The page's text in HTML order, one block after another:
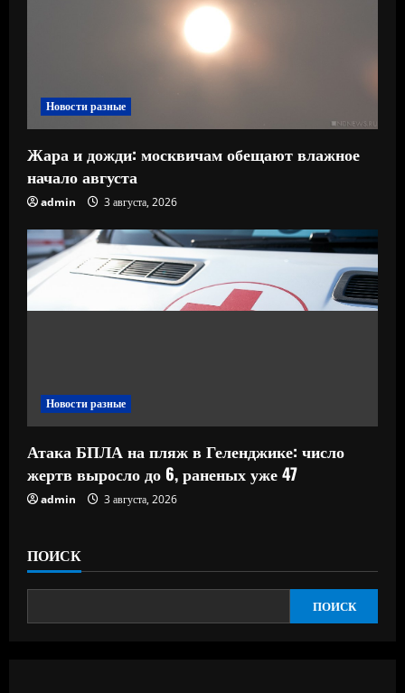
Новости разные
Жара и дожди: москвичам обещают влажное
начало августа
admin 3 августа, 2026
Новости разные
Атака БПЛА на пляж в Геленджике: число
жертв выросло до 6, раненых уже 47
admin 3 августа, 2026
ПОИСК
ПОИСК